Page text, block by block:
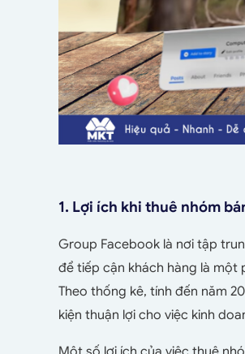
1. Lợi ích khi thuê nhóm
Group Facebook là nơi tập
để tiếp cận khách hàng là một
Theo thống kê, tính đến năm
kiện thuận lợi cho việc kinh